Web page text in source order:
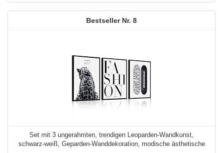
8
Set mit 3 ungerahmten, trendigen Leoparden-Wandkunst,
schwarz-weiß, Geparden-Wanddekoration, modische ästhetische